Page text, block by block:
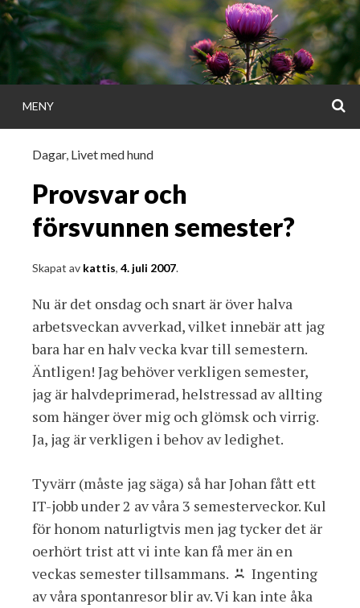
Gå
direkt
till
innehållet
MENY
Dagar, Livet med hund
Provsvar och
försvunnen semester?
Skapat av kattis, 4. juli 2007.
Nu är det onsdag och snart är över halva
arbetsveckan avverkad, vilket innebär att jag
bara har en halv vecka kvar till semestern.
Äntligen! Jag behöver verkligen semester,
jag är halvdeprimerad, helstressad av allting
som hänger över mig och glömsk och virrig.
Ja, jag är verkligen i behov av ledighet.
Tyvärr (måste jag säga) så har Johan fått ett
IT-jobb under 2 av våra 3 semesterveckor. Kul
för honom naturligtvis men jag tycker det är
oerhört trist att vi inte kan få mer än en
veckas semester tillsammans.
Ingenting
av våra spontanresor blir av. Vi kan inte åka